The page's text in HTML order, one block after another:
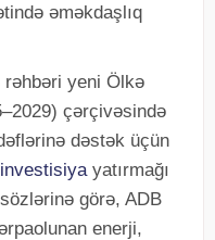
əməkdaşlıq
yeni Ölkə
çərçivəsində
dəstək üçün
investisiya yatırmağı
sözlərinə görə, ADB
enerji,